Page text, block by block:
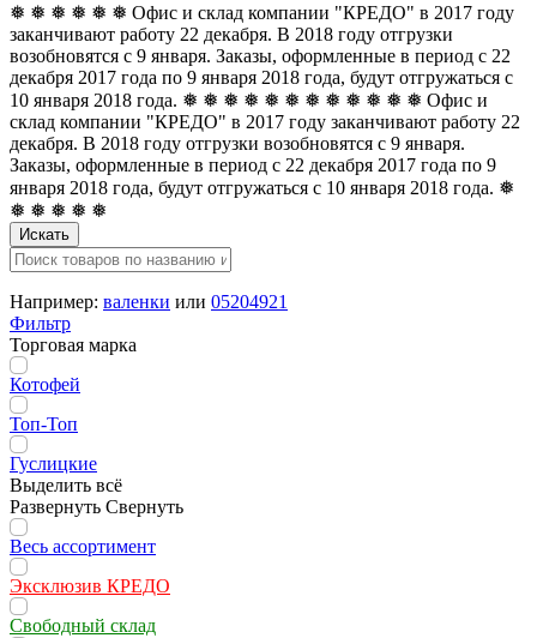
❅ ❅ ❅ ❅ ❅ ❅ Офис и склад компании "КРЕДО" в 2017 году
заканчивают работу 22 декабря. В 2018 году отгрузки
возобновятся с 9 января. Заказы, оформленные в период с 22
декабря 2017 года по 9 января 2018 года, будут отгружаться с
10 января 2018 года. ❅ ❅ ❅ ❅ ❅ ❅ ❅ ❅ ❅ ❅ ❅ ❅ Офис и
склад компании "КРЕДО" в 2017 году заканчивают работу 22
декабря. В 2018 году отгрузки возобновятся с 9 января.
Заказы, оформленные в период с 22 декабря 2017 года по 9
января 2018 года, будут отгружаться с 10 января 2018 года. ❅
❅ ❅ ❅ ❅ ❅
Искать
Например: валенки или 05204921
Фильтр
Торговая марка
Котофей
Топ-Топ
Гуслицкие
Выделить всё
Развернуть Свернуть
Весь ассортимент
Эксклюзив КРЕДО
Свободный склад